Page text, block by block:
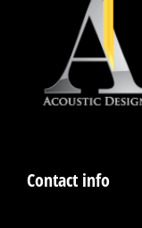
Contact info